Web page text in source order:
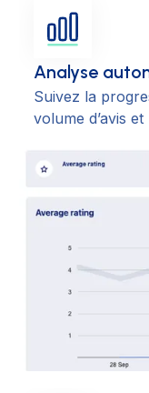
Analyse
Suivez la
volume d’avis